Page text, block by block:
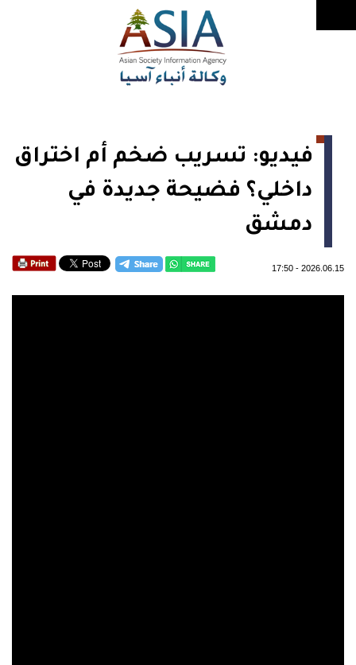
فيديو: تسريب ضخم أم اختراق
داخلي؟ فضيحة جديدة في
دمشق
2026.06.15
-
17:50